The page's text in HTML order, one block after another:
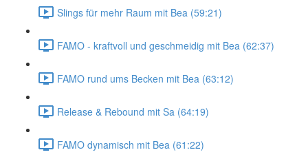
Slings für mehr Raum mit Bea (59:21)
FAMO - kraftvoll und geschmeidig mit Bea (62:37)
FAMO rund ums Becken mit Bea (63:12)
Release & Rebound mit Sa (64:19)
FAMO dynamisch mit Bea (61:22)